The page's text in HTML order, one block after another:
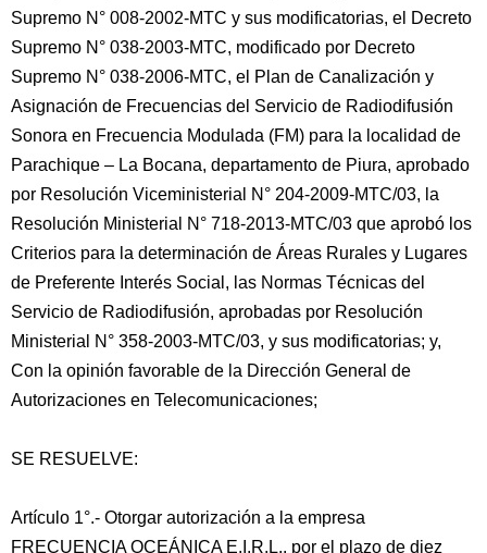
Supremo N° 008-2002-MTC y sus modificatorias, el Decreto
Supremo N° 038-2003-MTC, modificado por Decreto
Supremo N° 038-2006-MTC, el Plan de Canalización y
Asignación de Frecuencias del Servicio de Radiodifusión
Sonora en Frecuencia Modulada (FM) para la localidad de
Parachique – La Bocana, departamento de Piura, aprobado
por Resolución Viceministerial N° 204-2009-MTC/03, la
Resolución Ministerial N° 718-2013-MTC/03 que aprobó los
Criterios para la determinación de Áreas Rurales y Lugares
de Preferente Interés Social, las Normas Técnicas del
Servicio de Radiodifusión, aprobadas por Resolución
Ministerial N° 358-2003-MTC/03, y sus modificatorias; y,
Con la opinión favorable de la Dirección General de
Autorizaciones en Telecomunicaciones;
SE RESUELVE:
Artículo 1°.- Otorgar autorización a la empresa
FRECUENCIA OCEÁNICA E.I.R.L., por el plazo de diez